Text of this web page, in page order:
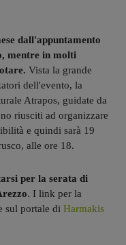
dall'appuntamento
mentre in molti
Vista la grande
dell'evento, la
Atrapos, guidate da
riusciti ad organizzare
e quindi sarà 19
alle ore 18.
per la serata di
. I link per la
sul portale di Harmakis